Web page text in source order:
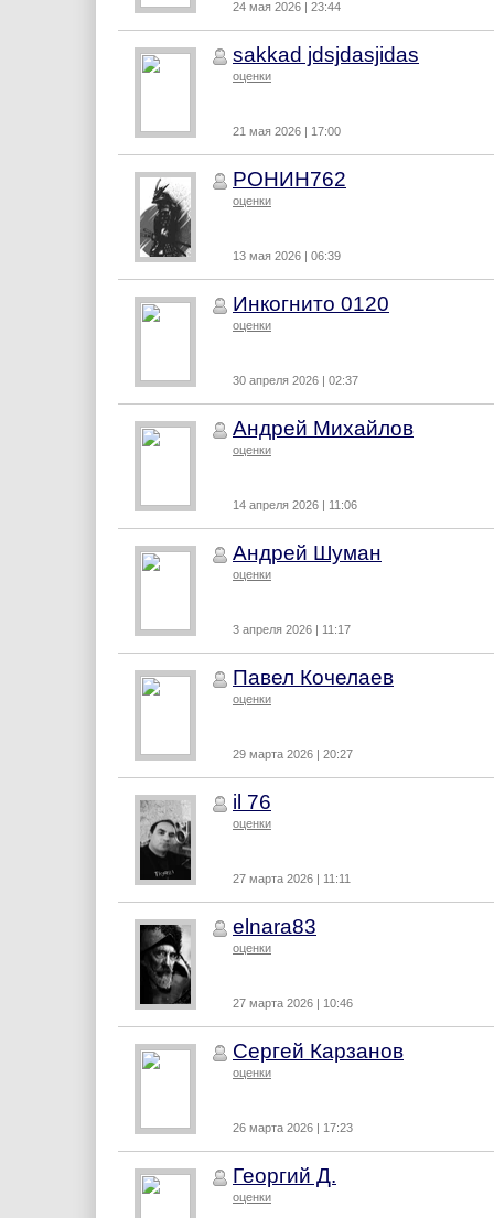
24 мая 2026 | 23:44
sakkad jdsjdasjidas
оценки
21 мая 2026 | 17:00
РОНИН762
оценки
13 мая 2026 | 06:39
Инкогнито 0120
оценки
30 апреля 2026 | 02:37
Андрей Михайлов
оценки
14 апреля 2026 | 11:06
Андрей Шуман
оценки
3 апреля 2026 | 11:17
Павел Кочелаев
оценки
29 марта 2026 | 20:27
il 76
оценки
27 марта 2026 | 11:11
elnara83
оценки
27 марта 2026 | 10:46
Сергей Карзанов
оценки
26 марта 2026 | 17:23
Георгий Д.
оценки